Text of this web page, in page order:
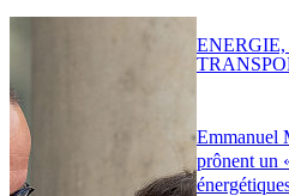
Emmanuel
prônent un